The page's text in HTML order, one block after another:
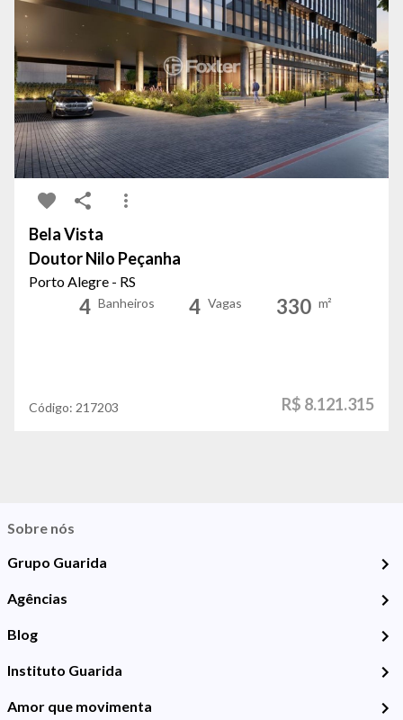
Bela Vista
Doutor Nilo Peçanha
Porto Alegre - RS
4 Banheiros 4 Vagas 330 m²
Código: 217203 R$ 8.121.315
Sobre nós
Grupo Guarida
Agências
Blog
Instituto Guarida
Amor que movimenta